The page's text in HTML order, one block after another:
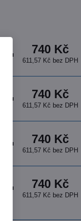
740 Kč
611,57 Kč bez DPH
740 Kč
611,57 Kč bez DPH
740 Kč
611,57 Kč bez DPH
740 Kč
611,57 Kč bez DPH
Nitrile Exam Gloves